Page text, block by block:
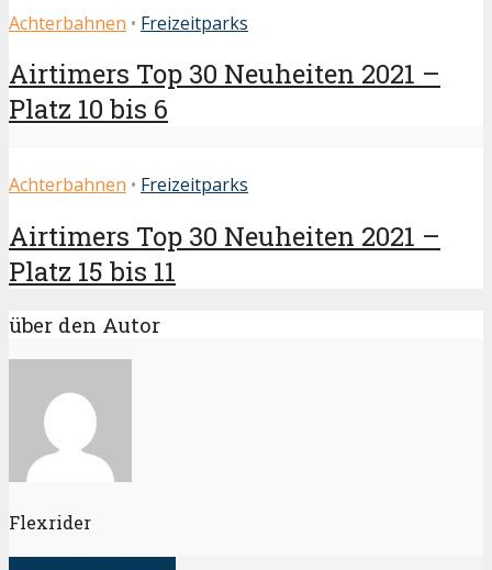
Achterbahnen • Freizeitparks
Airtimers Top 30 Neuheiten 2021 –
Platz 10 bis 6
Achterbahnen • Freizeitparks
Airtimers Top 30 Neuheiten 2021 –
Platz 15 bis 11
über den Autor
Flexrider